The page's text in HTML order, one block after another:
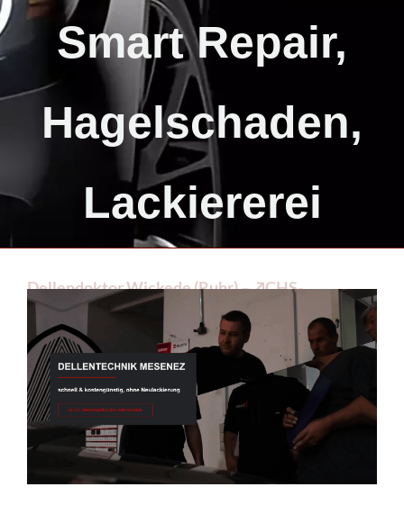
Smart Repair,
Hagelschaden,
Lackiererei
Dellendoktor Wickede (Ruhr) – ↗️CHS-
Dellentechnik: ✔️Hagelschaden, Beulendoktor,
Smart Repair, Lackiererei. Wenn Sie nach ✔️
Beulendoktor, ✔️ Smart Repair, ✔️ Dellendoktor,
✔️ Hagelschaden oder ✔️ Lackiererei gesucht
haben: ➡️ CHS-Dellentechnik, Ihr Dellenprofi in
Wickede (Ruhr). Nutzen Sie unsere Erfahrung ✉.